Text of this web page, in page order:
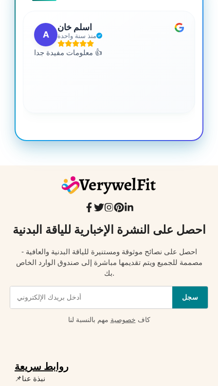
A
اسلم خان
منذ سنة واحدة
معلومات مفيدة جدا 👍
احصل على النشرة الإخبارية للياقة البدنية
احصل على نصائح موثوقة ومستنيرة للياقة البدنية والعافية -
مصممة للجميع ويتم تقديمها مباشرة إلى صندوق الوارد الخاص
بك.
سجل
كاف خصوصية مهم بالنسبة لنا
روابط سريعة
📌نبذة عنا